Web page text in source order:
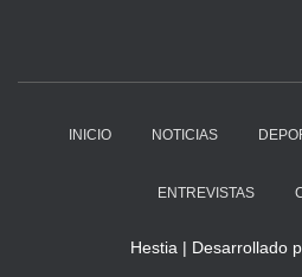
INICIO NOTICIAS
ENTREVISTAS
Hestia | Desarrollado